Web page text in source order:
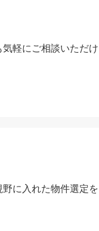
軽にご相談いただけ
に入れた物件選定を